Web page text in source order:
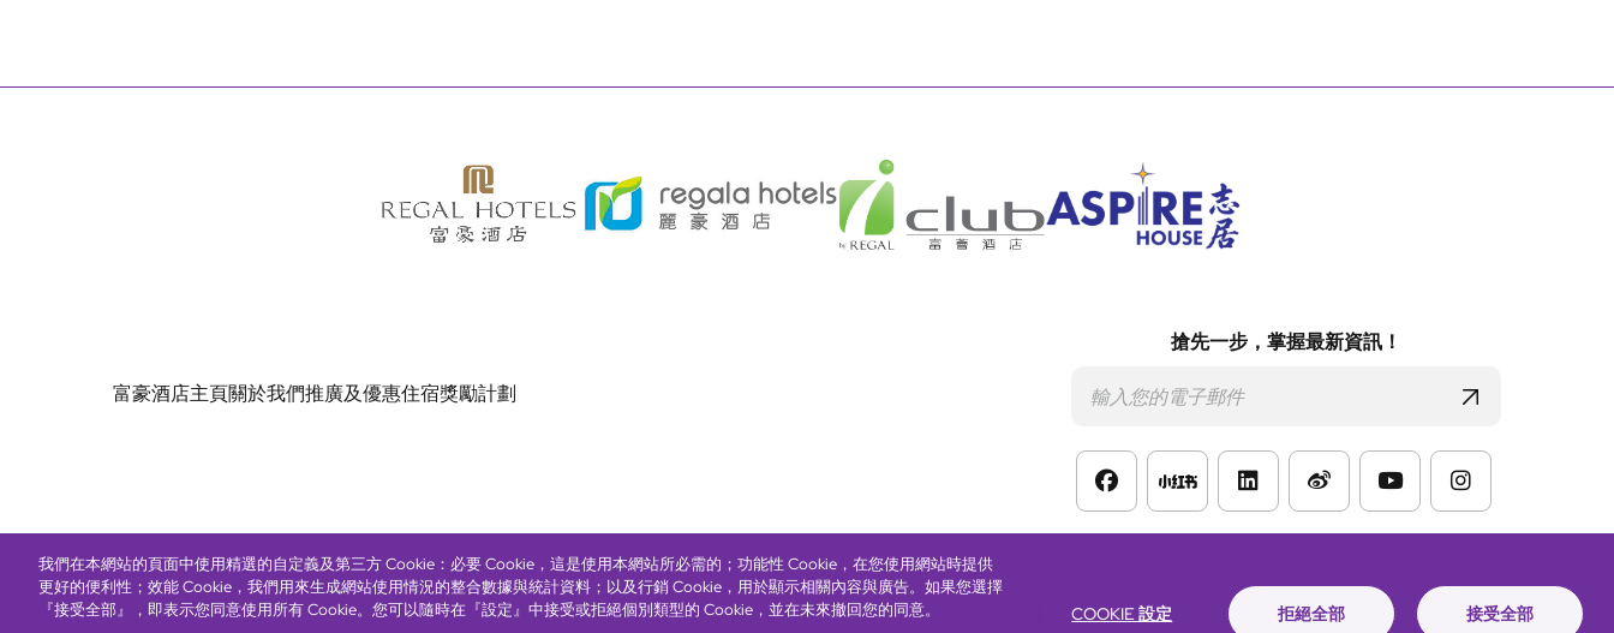
富豪酒店主頁關於我們推廣及優惠住宿獎勵計劃
Footer
搶先一步，掌握最新資訊！
我們在本網站的頁面中使用精選的自定義及第三方 Cookie：必要 Cookie，這是使用本網站所必需的；功能性 Cookie，在您使用網站時提供
更好的便利性；效能 Cookie，我們用來生成網站使用情況的整合數據與統計資料；以及行銷 Cookie，用於顯示相關內容與廣告。如果您選擇
『接受全部』，即表示您同意使用所有 Cookie。您可以隨時在『設定』中接受或拒絕個別類型的 Cookie，並在未來撤回您的同意。
COOKIE 設定 拒絕全部 接受全部